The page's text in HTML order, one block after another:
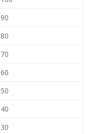
90
80
70
60
50
40
30